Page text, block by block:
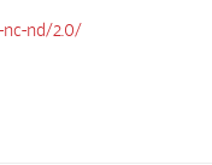
nd/2.0/